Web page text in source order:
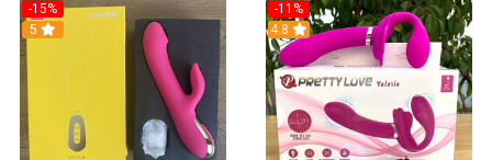
-15%
5
-11%
4.8